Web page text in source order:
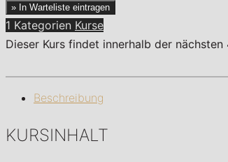
» In Warteliste eintragen
1 Kategorien Kurse
Dieser Kurs findet innerhalb der
Beschreibung
KURSINHALT